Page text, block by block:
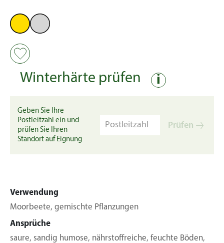
Winterhärte prüfen i
Geben Sie Ihre
Postleitzahl ein und
prüfen Sie Ihren
Standort auf Eignung
Prüfen
Verwendung
Moorbeete, gemischte Pflanzungen
Ansprüche
saure, sandig humose, nährstoffreiche, feuchte Böden,